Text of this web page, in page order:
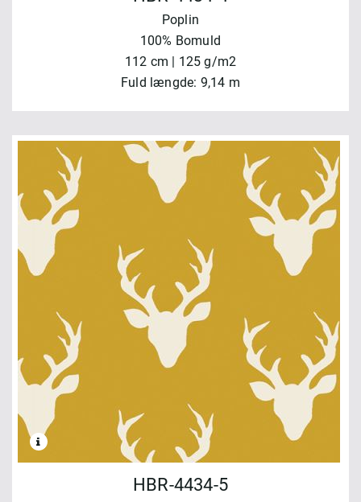
Poplin
100% Bomuld
112 cm | 125 g/m2
Fuld længde: 9,14 m
HBR-4434-5